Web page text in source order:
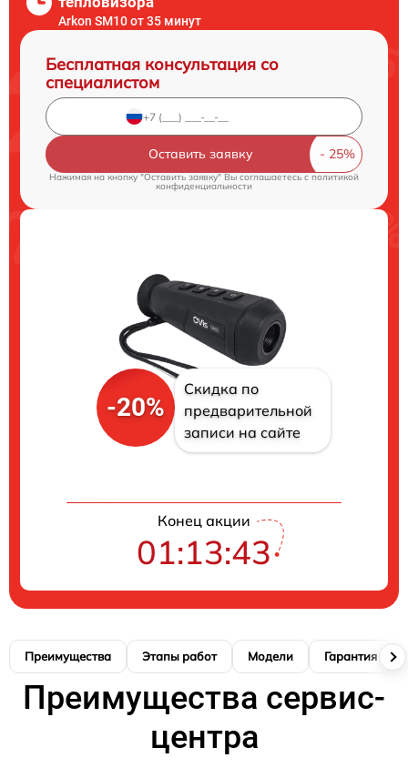
Arkon SM10 от 35 минут
Бесплатная консультация со
специалистом
Оставить заявку
Нажимая на кнопку "Оставить заявку" Вы соглашаетесь c политикой
конфиденциальности
-20%
Скидка по
предварительной
записи на сайте
Конец акции
01:13:42
Преимущества Этапы работ Модели Гарантия
Преимущества сервис-
центра